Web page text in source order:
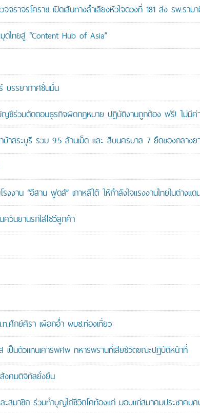
ราจรโคราช เปิดเส้นทางลำเลียงหัวใจดวงที่ 181 ส่ง รพ.ราม
ดไทยสู่ “Content Hub of Asia”
บรรยากาศชื่นมื่น
ร่วมตัดตอนธุรกิจผิดกฎหมาย ปฏิบัติงานถูกต้อง ฟรี! ไม่มีค่า
ระบุรี รวม 9.5 ล้านเม็ด และ สืบนครบาล 7 ยึดของกลางย
าน “อีสาน ฟูดส์” เกาหลีใต้ ให้กำลังใจแรงงานไทยในต่างแด
วันยานรกใส่โชว์ลูกค้า
.ศักย์ศิรา เผือกอ่ำ ผบช.ท่องเที่ยว
ป็นตัวแทนเคารพศพ ทหารพรานที่เสียชีวิตขณะปฏิบัติหน้าที่
งคมดิจิทัลยั่งยืน
มาชิก ร่วมทำบุญไถ่ชีวิตโคท้องแก่ มอบแก่สมาคมประชาคมค